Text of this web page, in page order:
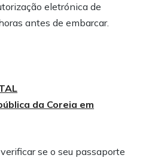
eletrónica de
antes de embarcar.
da Coreia em
se o seu passaporte